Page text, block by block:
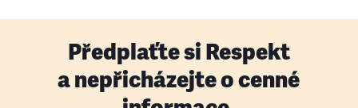
Předplaťte si Respekt
a nepřicházejte o cenné